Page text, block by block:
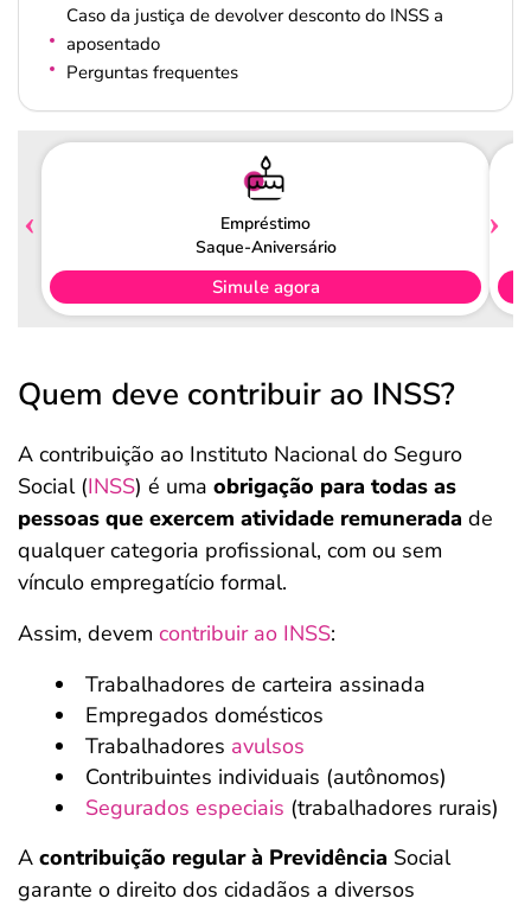
Caso da justiça de devolver desconto do INSS a
aposentado
Perguntas frequentes
Empréstimo
Saque-Aniversário
Simule agora
Quem deve contribuir ao INSS?
A contribuição ao Instituto Nacional do Seguro
Social (INSS) é uma obrigação para todas as
pessoas que exercem atividade remunerada de
qualquer categoria profissional, com ou sem
vínculo empregatício formal.
Assim, devem contribuir ao INSS:
Trabalhadores de carteira assinada
Empregados domésticos
Trabalhadores avulsos
Contribuintes individuais (autônomos)
Segurados especiais (trabalhadores rurais)
A contribuição regular à Previdência Social
garante o direito dos cidadãos a diversos